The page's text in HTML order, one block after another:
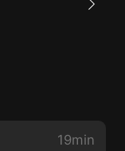
19min